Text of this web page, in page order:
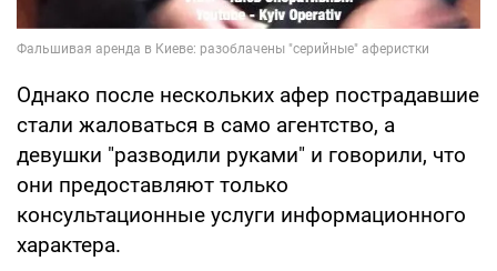
Однако после нескольких афер пострадавшие
стали жаловаться в само агентство, а
девушки "разводили руками" и говорили, что
они предоставляют только
консультационные услуги информационного
характера.